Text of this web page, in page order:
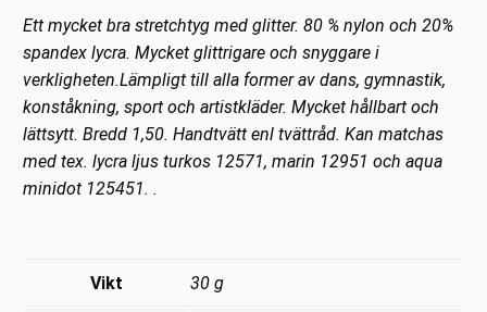
Ett mycket bra stretchtyg med glitter. 80 % nylon och 20%
spandex lycra.Mycket glittrigare och snyggare i
verkligheten.Lämpligt till alla former av dans, gymnastik,
konståkning, sport och artistkläder. Mycket hållbart och
lättsytt. Bredd 1,50. Handtvätt enl tvättråd. Kan matchas
med tex. lycra ljus turkos 12571, marin 12951 och aqua
minidot 125451. .
Vikt 30 g